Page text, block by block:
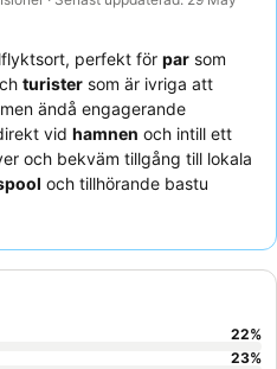
perfekt för par som
turister som är ivriga att
ändå engagerande
vid hamnen och intill ett
och bekväm tillgång till lokala
och tillhörande bastu
och tillmötesgående
För en unik upplevelse, se till att
22%
23%